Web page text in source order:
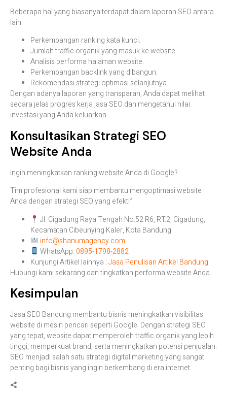
Beberapa halyang biasanyaterdapatdalam laporan SEO antara
lain:
Perkembangan ranking kata kunci.
Jumlahtraffic organikyang masukkewebsite.
Analisis performa halamanwebsite.
Perkembangan backlinkyang dibangun.
Rekomendasi strategi optimasi selanjutnya.
Dengan adanya laporanyangtransparan,Anda dapatmelihat
secara jelas progres kerja jasa SEO dan mengetahui nilai
investasiyangAnda keluarkan.
Konsultasikan Strategi SEO
Website Anda
Ingin meningkatkan rankingwebsiteAnda di Google?
Tim profesional kami siap membantu mengoptimasiwebsite
Anda dengan strategi SEOyang efektif.
Jl. Cigadung Raya Tengah No.52 R6, RT.2, Cigadung,
Kecamatan Cibeunying Kaler, Kota Bandung
info@shanumagency.com
WhatsApp: 0895-1798-2882
Kunjungi Artikel lainnya :Jasa Penulisan Artikel Bandung
Hubungi kami sekarang dantingkatkan performawebsiteAnda.
Kesimpulan
Jasa SEO Bandung membantu bisnis meningkatkanvisibilitas
website di mesin pencari seperti Google. Dengan strategi SEO
yangtepat,website dapatmemperolehtraffic organikyang lebih
tinggi, memperkuatbrand, serta meningkatkan potensi penjualan.
SEO menjadi salah satu strategi digital marketingyang sangat
penting bagi bisnisyang ingin berkembang di era internet.